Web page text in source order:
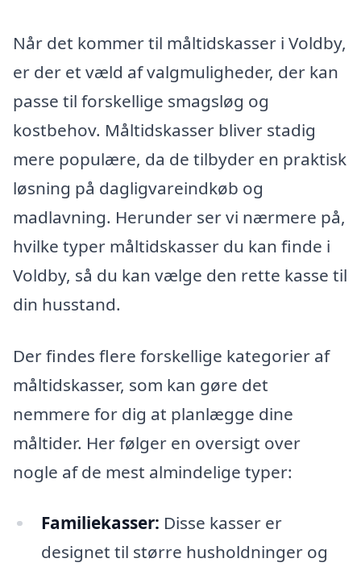
Når det kommer til måltidskasser i Voldby,
er der et væld af valgmuligheder, der kan
passe til forskellige smagsløg og
kostbehov. Måltidskasser bliver stadig
mere populære, da de tilbyder en praktisk
løsning på dagligvareindkøb og
madlavning. Herunder ser vi nærmere på,
hvilke typer måltidskasser du kan finde i
Voldby, så du kan vælge den rette kasse til
din husstand.
Der findes flere forskellige kategorier af
måltidskasser, som kan gøre det
nemmere for dig at planlægge dine
måltider. Her følger en oversigt over
nogle af de mest almindelige typer:
Familiekasser: Disse kasser er
designet til større husholdninger og